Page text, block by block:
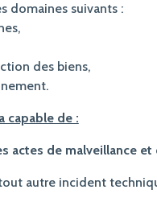
domaines suivants :
des biens,
capable de :
actes de malveillance
autre incident